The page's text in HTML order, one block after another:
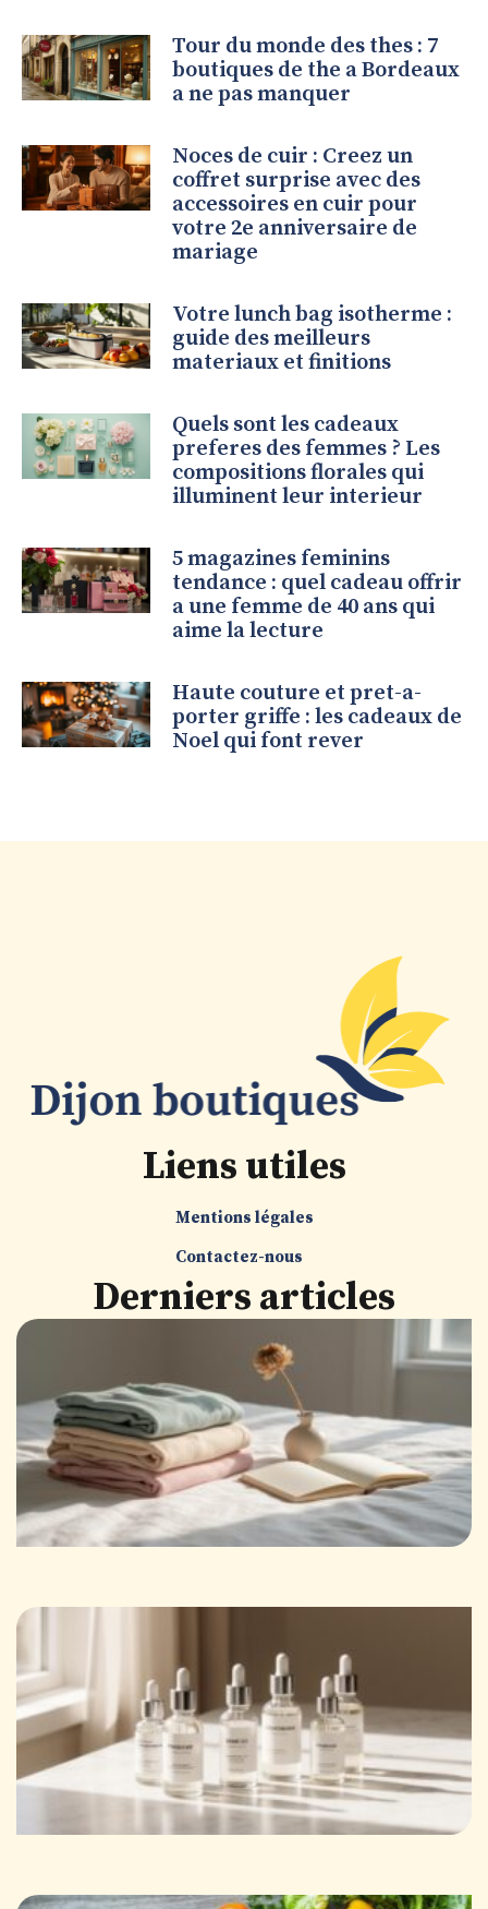
Tour du monde des thes : 7
boutiques de the a Bordeaux
a ne pas manquer
Noces de cuir : Creez un
coffret surprise avec des
accessoires en cuir pour
votre 2e anniversaire de
mariage
Votre lunch bag isotherme :
guide des meilleurs
materiaux et finitions
Quels sont les cadeaux
preferes des femmes ? Les
compositions florales qui
illuminent leur interieur
5 magazines feminins
tendance : quel cadeau offrir
a une femme de 40 ans qui
aime la lecture
Haute couture et pret-a-
porter griffe : les cadeaux de
Noel qui font rever
Liens utiles
Mentions légales
Contactez-nous
Derniers articles